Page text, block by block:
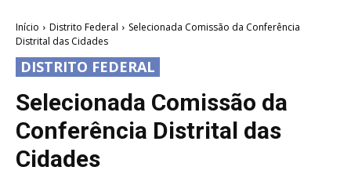
Início Distrito Federal
Selecionada Comissão da Conferência
Distrital das Cidades
DISTRITO FEDERAL
Selecionada Comissão da
Conferência Distrital das
Cidades